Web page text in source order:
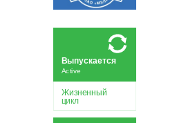
Жизненный
цикл
Active
Выпускается